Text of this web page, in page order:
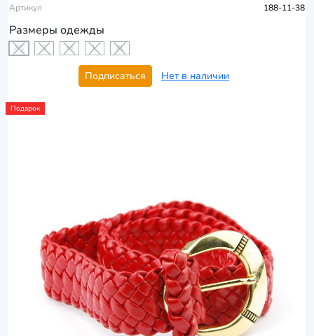
Артикул
188-11-38
Размеры одежды
XS S M L XL
Подписаться Нет в наличии
Подарок